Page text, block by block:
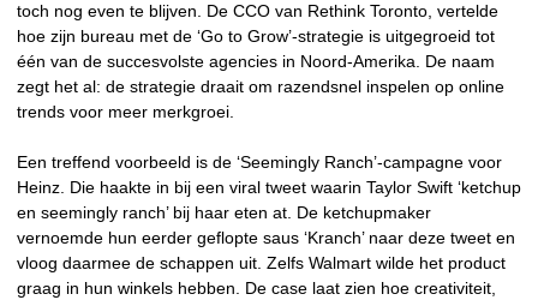
toch nog even te blijven. De CCO van Rethink Toronto, vertelde
hoe zijn bureau met de ‘Go to Grow’-strategie is uitgegroeid tot
één van de succesvolste agencies in Noord-Amerika. De naam
zegt het al: de strategie draait om razendsnel inspelen op online
trends voor meer merkgroei.
Een treffend voorbeeld is de ‘Seemingly Ranch’-campagne voor
Heinz. Die haakte in bij een viral tweet waarin Taylor Swift ‘ketchup
en seemingly ranch’ bij haar eten at. De ketchupmaker
vernoemde hun eerder geflopte saus ‘Kranch’ naar deze tweet en
vloog daarmee de schappen uit. Zelfs Walmart wilde het product
graag in hun winkels hebben. De case laat zien hoe creativiteit,